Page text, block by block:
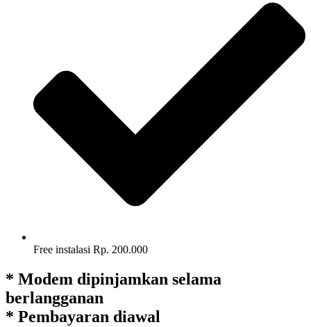
Free instalasi Rp. 200.000
* Modem dipinjamkan selama
berlangganan
* Pembayaran diawal